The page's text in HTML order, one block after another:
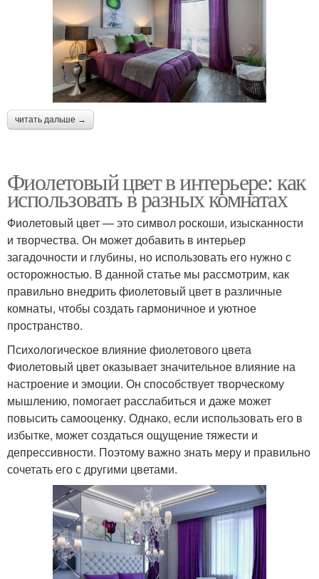
читать дальше →
Фиолетовый цвет в интерьере: как
использовать в разных комнатах
Фиолетовый цвет — это символ роскоши, изысканности
и творчества. Он может добавить в интерьер
загадочности и глубины, но использовать его нужно с
осторожностью. В данной статье мы рассмотрим, как
правильно внедрить фиолетовый цвет в различные
комнаты, чтобы создать гармоничное и уютное
пространство.
Психологическое влияние фиолетового цвета
Фиолетовый цвет оказывает значительное влияние на
настроение и эмоции. Он способствует творческому
мышлению, помогает расслабиться и даже может
повысить самооценку. Однако, если использовать его в
избытке, может создаться ощущение тяжести и
депрессивности. Поэтому важно знать меру и правильно
сочетать его с другими цветами.